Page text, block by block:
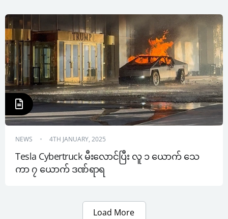
NEWS 4TH JANUARY, 2025
Tesla Cybertruck မီးလောင်ပြီး လူ ၁ ယောက် သေ
ကာ ၇ ယောက် ဒဏ်ရာရ
Load More